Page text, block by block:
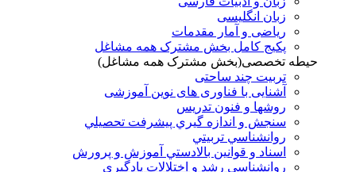
زبان انگلیسی
ریاضی و آمار مقدمات
پکیج کامل بخش مشترک همه مشاغل
حیطه تخصصی(بخش مشترک همه مشاغل)
تربیت چند ساحتی
آشنایی با فناوری های نوین آموزشی
روشها و فنون تدريس
سنجش و اندازه گيري پيشرفت تحصيلي
روانشناسي تربيتي
اسناد و قوانين بالادستي آموزش و پرورش
روانشناسي رشد و اختلالات يادگيري